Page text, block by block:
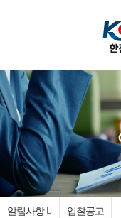
알림사항 입찰공고